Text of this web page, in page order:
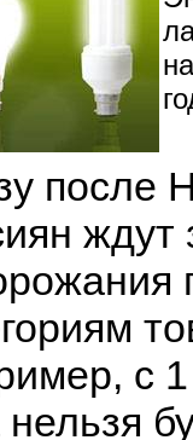
после
ждут
с
нельзя